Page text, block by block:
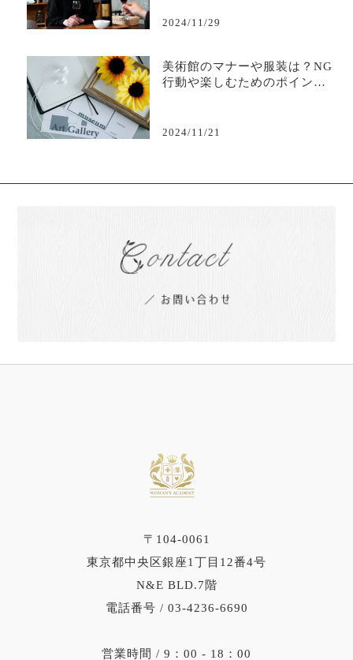
2024/11/29
美術館のマナーや服装は？NG
行動や楽しむためのポイント
2024/11/21
〒104-0061
東京都中央区銀座1丁目12番4号
N&E BLD.7階
電話番号 / 03-4236-6690
営業時間 / 9：00 ‐ 18：00